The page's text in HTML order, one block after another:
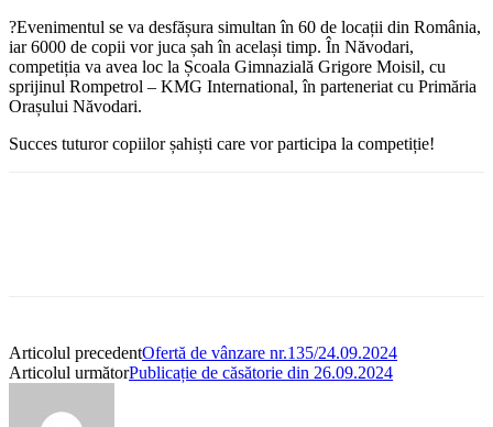
?Evenimentul se va desfășura simultan în 60 de locații din România,
iar 6000 de copii vor juca șah în același timp. În Năvodari,
competiția va avea loc la Școala Gimnazială Grigore Moisil, cu
sprijinul Rompetrol – KMG International, în parteneriat cu Primăria
Orașului Năvodari.
Succes tuturor copiilor șahiști care vor participa la competiție!
Articolul precedentOfertă de vânzare nr.135/24.09.2024
Articolul următorPublicație de căsătorie din 26.09.2024